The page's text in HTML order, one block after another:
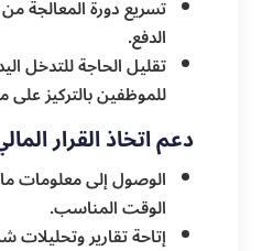
تسريع دورة المعالجة من
الدفع.
تقليل الحاجة للتدخل
للموظفين بالتركيز على
دعم اتخاذ القرار
الوصول إلى معلومات
الوقت المناسب.
إتاحة تقارير وتحليلات